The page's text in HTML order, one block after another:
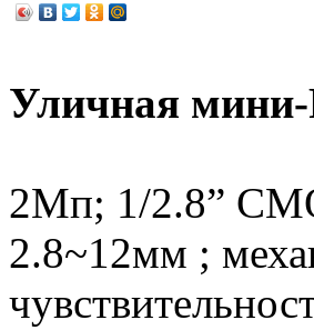
Уличная
2Мп; 1/2.8”
2.8~12мм ;